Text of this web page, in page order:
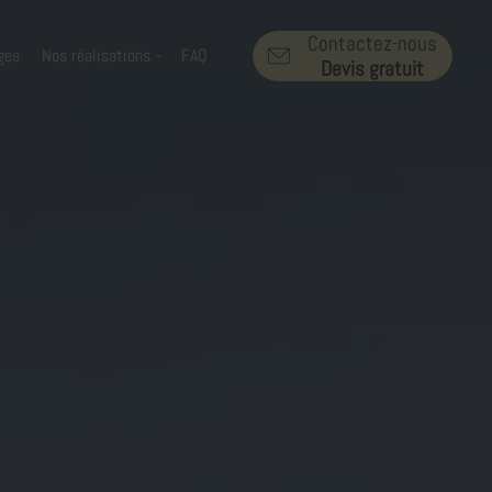
Nos réalisations FAQ
Contactez-nous
Devis gratuit